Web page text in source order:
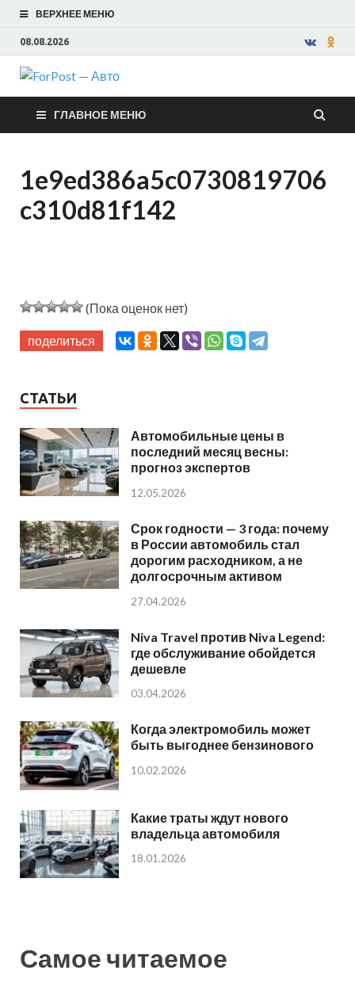
ВЕРХНЕЕ МЕНЮ
08.08.2026
ForPost —
Авто
ГЛАВНОЕ МЕНЮ
1e9ed386a5c0730819706
c310d81f142
(Пока оценок нет)
поделиться
СТАТЬИ
Автомобильные цены в
последний месяц весны:
прогноз экспертов
12.05.2026
Срок годности — 3 года: почему
в России автомобиль стал
дорогим расходником, а не
долгосрочным активом
27.04.2026
Niva Travel против Niva Legend:
где обслуживание обойдется
дешевле
03.04.2026
Когда электромобиль может
быть выгоднее бензинового
10.02.2026
Какие траты ждут нового
владельца автомобиля
18.01.2026
Самое читаемое